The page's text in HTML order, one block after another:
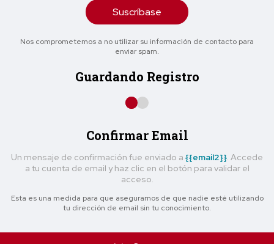
Suscríbase
Nos comprometemos a no utilizar su información de contacto para
enviar spam.
Guardando Registro
Confirmar Email
Un mensaje de confirmación fue enviado a {{email2}}. Accede
a tu cuenta de email y haz clic en el botón para validar el
acceso.
Esta es una medida para que asegurarnos de que nadie esté utilizando
tu dirección de email sin tu conocimiento.